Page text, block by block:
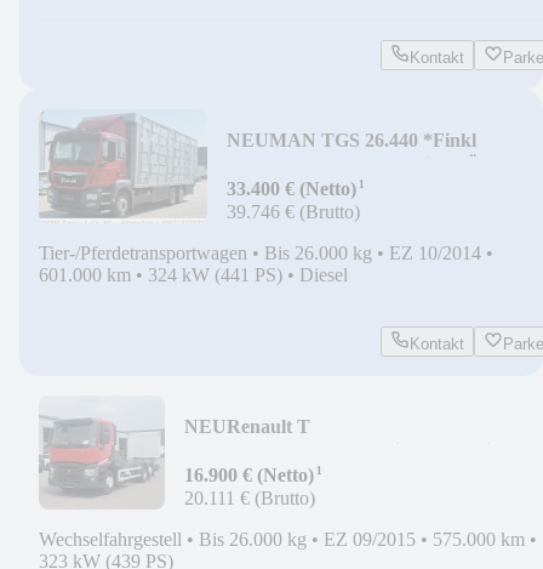
Kontakt
NEUMAN TGS 26.440 *Finkl
33.400 € (Netto)¹
39.746 € (Brutto)
Tier-/Pferdetransportwagen • Bis 26.000 kg • EZ 10/2014 •
601.000 km • 324 kW (441 PS) • Diesel
Kontakt
NEURenault T
16.900 € (Netto)¹
20.111 € (Brutto)
Wechselfahrgestell • Bis 26.000 kg • EZ 09/2015 • 575.000 km •
323 kW (439 PS)